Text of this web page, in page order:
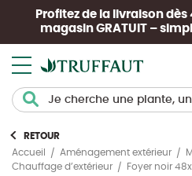
Profitez de la livraison
magasin GRATUIT –
RETOUR
Accueil
Aménagement extérieur
Chauffage d’extérieur
Foyer noir